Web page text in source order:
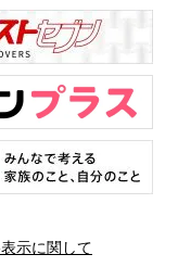
示に関して